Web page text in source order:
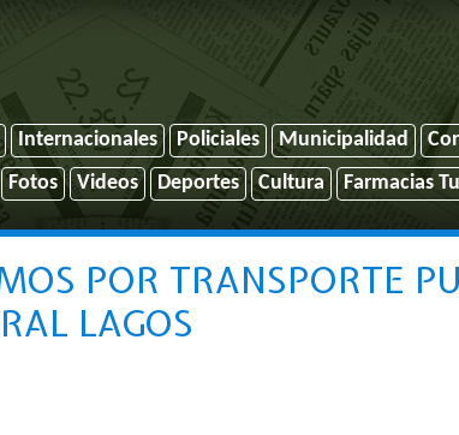
Internacionales Policiales Municipalidad
Fotos Videos Deportes Cultura Farmacias
POR TRANSPORTE
LAGOS